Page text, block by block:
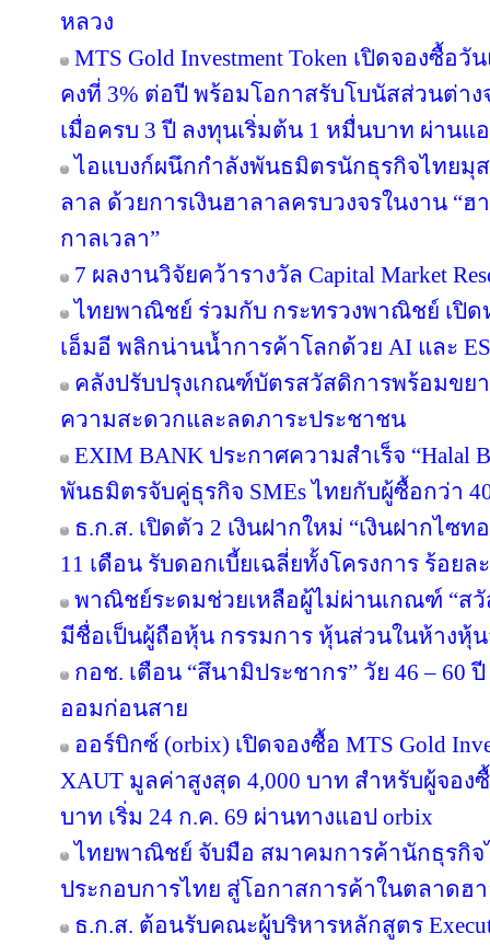
หลวง
MTS Gold Investment Token เปิดจองซื้อ
คงที่ 3% ต่อปี พร้อมโอกาสรับโบนัสส่วนต่า
เมื่อครบ 3 ปี ลงทุนเริ่มต้น 1 หมื่นบาท ผ่านแ
ไอแบงก์ผนึกกำลังพันธมิตรนักธุรกิจไทยมุ
ลาล ด้วยการเงินฮาลาลครบวงจรในงาน “
กาลเวลา”
7 ผลงานวิจัยคว้ารางวัล Capital Market
ไทยพาณิชย์ ร่วมกับ กระทรวงพาณิชย์ เปิด
เอ็มอี พลิกน่านน้ำการค้าโลกด้วย AI และ
คลังปรับปรุงเกณฑ์บัตรสวัสดิการพร้อมขย
ความสะดวกและลดภาระประชาชน
EXIM BANK ประกาศความสำเร็จ “Halal
พันธมิตรจับคู่ธุรกิจ SMEs ไทยกับผู้ซื้อกว่า
ธ.ก.ส. เปิดตัว 2 เงินฝากใหม่ “เงินฝากไซท
11 เดือน รับดอกเบี้ยเฉลี่ยทั้งโครงการ ร้อยล
พาณิชย์ระดมช่วยเหลือผู้ไม่ผ่านเกณฑ์ “ส
มีชื่อเป็นผู้ถือหุ้น กรรมการ หุ้นส่วนในห้างหุ้
กอช. เตือน “สึนามิประชากร” วัย 46 – 60
ออมก่อนสาย
ออร์บิกซ์ (orbix) เปิดจองซื้อ MTS Gold
XAUT มูลค่าสูงสุด 4,000 บาท สำหรับผู้จอง
บาท เริ่ม 24 ก.ค. 69 ผ่านทางแอป orbix
ไทยพาณิชย์ จับมือ สมาคมการค้านักธุรกิ
ประกอบการไทย สู่โอกาสการค้าในตลาดฮ
ธ.ก.ส. ต้อนรับคณะผู้บริหารหลักสูตร